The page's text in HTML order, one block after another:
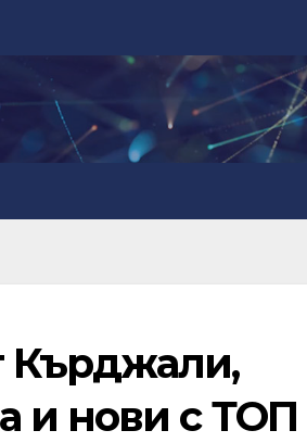
Кърджали,
и нови с ТОП